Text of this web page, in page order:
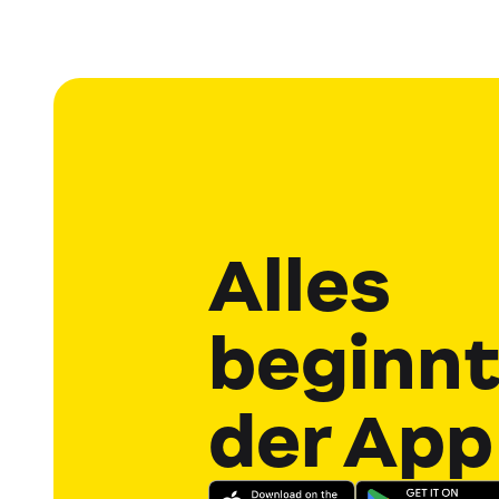
Alles
der App